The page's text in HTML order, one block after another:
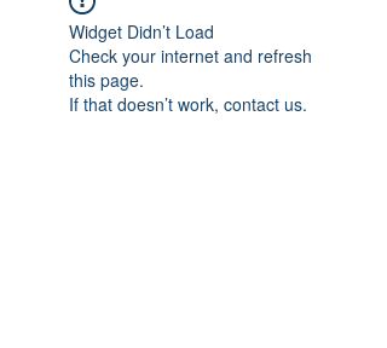
Widget Didn’t Load
Check your internet and refresh
this page.
If that doesn’t work, contact us.